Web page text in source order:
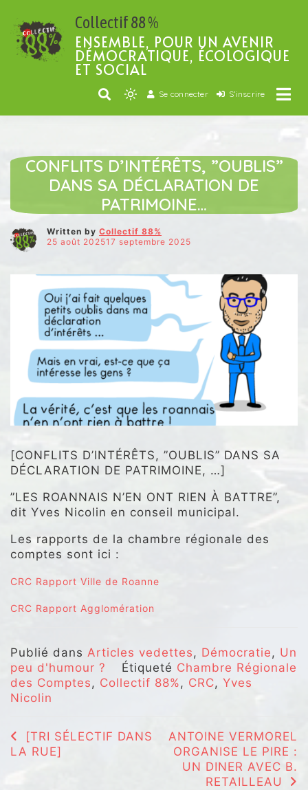
au
contenu
Collectif 88 %
ENSEMBLE, POUR UN AVENIR
DÉMOCRATIQUE, ÉCOLOGIQUE
ET SOCIAL
Light
mode
to
switch
to
dark)
Se connecter S’inscrire
CONFLITS D’INTÉRÊTS, ”OUBLIS”
DANS SA DÉCLARATION DE
PATRIMOINE…
Written by Collectif 88%
25 août 202517 septembre 2025
[CONFLITS D’INTÉRÊTS, ”OUBLIS” DANS SA
DÉCLARATION DE PATRIMOINE, …]
”LES ROANNAIS N’EN ONT RIEN À BATTRE”,
dit Yves Nicolin en conseil municipal.
Les rapports de la chambre régionale des
comptes sont ici :
CRC Rapport Ville de Roanne
CRC Rapport Agglomération
Publié dans Articles vedettes, Démocratie, Un
peu d'humour ?
Étiqueté Chambre Régionale
des Comptes, Collectif 88%, CRC, Yves
Nicolin
Navigation
de
[TRI SÉLECTIF DANS
LA RUE]
ANTOINE VERMOREL
ORGANISE LE PIRE :
UN DINER AVEC B.
RETAILLEAU